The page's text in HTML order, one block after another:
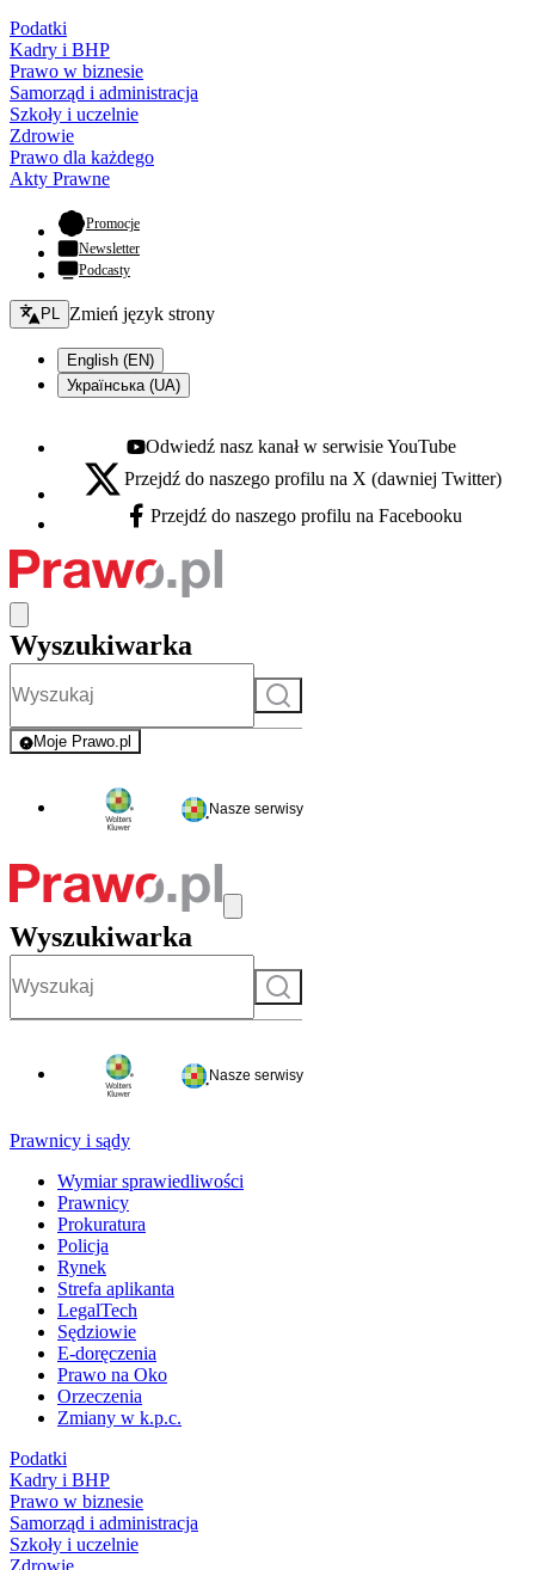
Podatki
Kadry i BHP
Prawo w biznesie
Samorząd i administracja
Szkoły i uczelnie
Zdrowie
Prawo dla każdego
Akty Prawne
Promocje- otwiera się w nowej karcie
Newsletter
Podcasty
Zmień język - bieżący:
PL Zmień język strony
English (EN)
Українська (UA)
Youtube - otwiera się w nowej karcie
Odwiedź nasz kanał w serwisie YouTube
X - otwiera się w nowej karcie
Przejdź do naszego profilu na X (dawniej Twitter)
Facebook - otwiera się w nowej karcie
Przejdź do naszego profilu na Facebooku
Wyszukiwarka
Szukaj
Moje Prawo.pl
- rejestracja i logowanie do serwisu
Nasze serwisy
Wyszukiwarka
Szukaj
Nasze serwisy
Prawnicy i sądy
Wymiar sprawiedliwości
Prawnicy
Prokuratura
Policja
Rynek
Strefa aplikanta
LegalTech
Sędziowie
E-doręczenia
Prawo na Oko
Orzeczenia
Zmiany w k.p.c.
Podatki
Kadry i BHP
Prawo w biznesie
Samorząd i administracja
Szkoły i uczelnie